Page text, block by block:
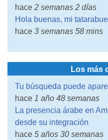
hace 2 semanas 2 días
Hola buenas, mi
hace 3 semanas 58 mins
Los más
Tu búsqueda puede
hace 1 año 48 semanas
La presencia árabe en
desde su integración
hace 5 años 30 semanas